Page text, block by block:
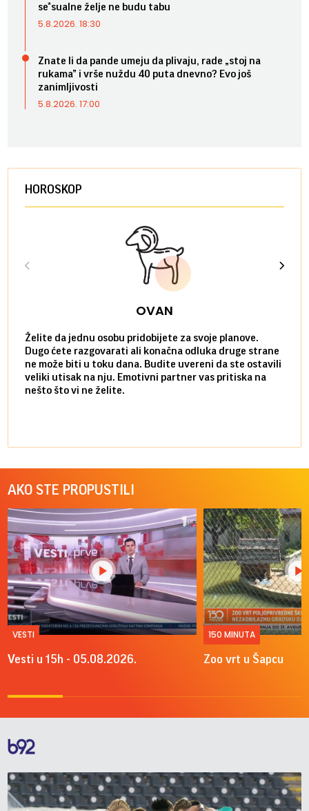
se*sualne želje ne budu tabu
5.8.2026. 18:30
Znate li da pande umeju da plivaju, rade „stoj na
rukama” i vrše nuždu 40 puta dnevno? Evo još
zanimljivosti
5.8.2026. 17:00
HOROSKOP
OVAN
Želite da jednu osobu pridobijete za svoje planove.
Dugo ćete razgovarati ali konačna odluka druge strane
ne može biti u toku dana. Budite uvereni da ste ostavili
veliki utisak na nju. Emotivni partner vas pritiska na
nešto što vi ne želite.
AKO STE PROPUSTILI
VESTI
Vesti u 15h - 05.08.2026.
150 MINUTA
Zoo vrt u Šapcu